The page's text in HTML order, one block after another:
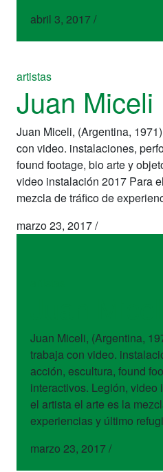
abril 3, 2017/
artistas
Juan Miceli
Juan Miceli, (Argentina,
con video. instalaciones,
found footage, bio arte y
video instalación 2017 Para
mezcla de tráfico de
marzo 23, 2017/
Juan Miceli, (Argentina,
trabaja con video.
acción, escultura, found
interactivos. Legión,
el artista el arte es la
experiencias y último
marzo 23, 2017/